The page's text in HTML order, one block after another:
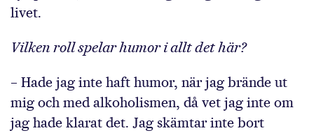
livet.
Vilken roll spelar humor i allt det här?
– Hade jag inte haft humor, när jag brände ut
mig och med alkoholismen, då vet jag inte om
jag hade klarat det. Jag skämtar inte bort